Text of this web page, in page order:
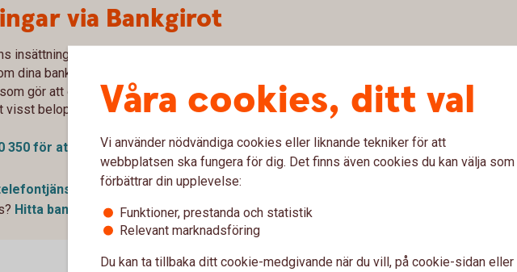
via Bankgirot
insättningar redan på Bankgirots behandlingsdag
dina bankgiroinbetalningar lagras 16 månader bakåt i tiden
gör att du kan söka insättningsuppgift för en viss dag, tidsperiod
visst beloppsintervall
350 för att skaffa inbetalningar via Bankgiro
Hitta bankkontor
Våra cookies, ditt val
Vi använder nödvändiga cookies eller liknande tekniker för att
webbplatsen ska fungera för dig. Det finns även cookies du kan välja som
förbättrar din upplevelse:
Funktioner, prestanda och statistik
Relevant marknadsföring
Du kan ta tillbaka ditt cookie-medgivande när du vill, på cookie-sidan eller